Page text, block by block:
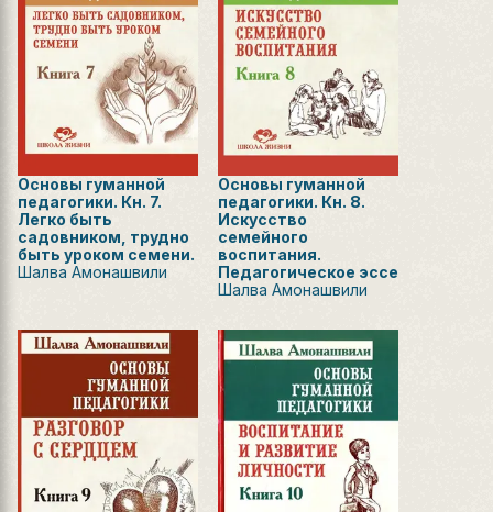
Основы гуманной
педагогики. Кн. 7.
Легко быть
садовником, трудно
быть уроком семени.
Шалва Амонашвили
Основы гуманной
педагогики. Кн. 8.
Искусство
семейного
воспитания.
Педагогическое эссе
Шалва Амонашвили